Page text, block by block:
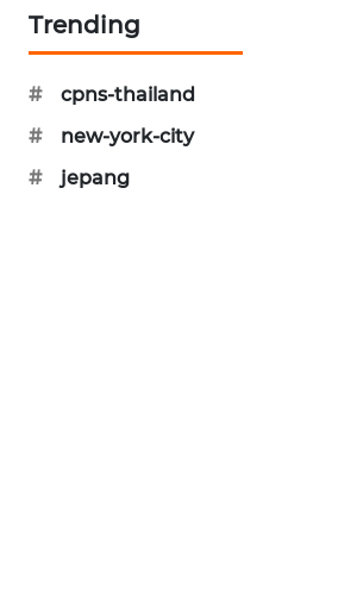
Trending
#
cpns-thailand
#
new-york-city
#
jepang
PLN
WATCH
LPKKI